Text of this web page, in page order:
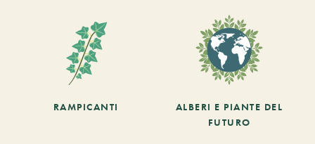
RAMPICANTI
ALBERI E PIANTE DEL
FUTURO